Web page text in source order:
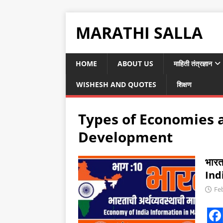
MARATHI SALLA
HOME ABOUT US माहिती तंत्रज्ञान
WISHESH AND QUOTES शिक्षण
Types of Economies
Development